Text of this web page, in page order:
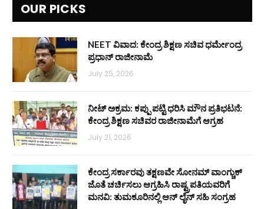
OUR PICKS
NEET ವಿವಾದ: ಕೇಂದ್ರ ಶಿಕ್ಷಣ ಸಚಿವ ಧರ್ಮೇಂದ್ರ
ಪ್ರಧಾನ್ ರಾಜೀನಾಮೆ
July 25, 2026
ನೀಟ್ ಅಕ್ರಮ: ಕಪ್ಪು ಪಟ್ಟಿ ಧರಿಸಿ ಮೌನ ಪ್ರತಿಭಟನೆ:
ಕೇಂದ್ರ ಶಿಕ್ಷಣ ಸಚಿವರ ರಾಜೀನಾಮೆಗೆ ಆಗ್ರಹ
July 21, 2026
ಕೇಂದ್ರ ಸರ್ಕಾರವು ತಕ್ಷಣವೇ ಸೋನಮ್ ವಾಂಗ್ಚುಕ್
ಜೊತೆ ಚರ್ಚಿಸಲು ಆಗ್ರಹಿಸಿ ರಾಷ್ಟ್ರಪತಿಯವರಿಗೆ
ಮನವಿ: ತುಮಕೂರಿನಲ್ಲಿ ಆನ್‌ ಲೈನ್ ಸಹಿ ಸಂಗ್ರಹ